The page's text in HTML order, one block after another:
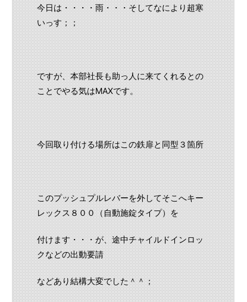
今日は・・・・雨・・・そしてなにより超寒
いっす；；
ですが、本部社長も助っ人に来てくれるとの
ことでやる気はMAXです。
今回取り付ける場所はこの鉄扉と同型３箇所
このプッシュプルレバーを外してそこへキー
レックス８００（自動施錠タイプ）を
付けます・・・が、途中チャイルドインロッ
クなどの出動要請
などあり結構大変でした＾＾；